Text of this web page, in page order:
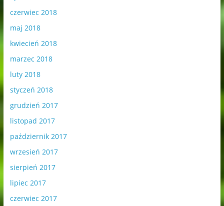
czerwiec 2018
maj 2018
kwiecień 2018
marzec 2018
luty 2018
styczeń 2018
grudzień 2017
listopad 2017
październik 2017
wrzesień 2017
sierpień 2017
lipiec 2017
czerwiec 2017